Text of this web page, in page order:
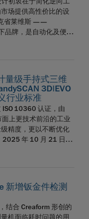
年提出通用 3D 计
行业。如今，
拥有超过 24,000 家
PolyWorks 解决方案
专注于打造新一代数字
CREAFORM FARO
维斯市及美国佛罗里达
测量业务板块与
组建而成。FARO 法
光跟踪器及实景采集
于 2002 年在加拿大
扫描与自动化检测技
航天、制造、科研等
球领先的工业技术解决
的利基市场，年销售
双方核心竞争力，为
持，维系各方信赖的
CREAFORM 总部
里达州玛丽湖市，由
魁北克省莱维斯市成
术推动行业变革，主
领域成千上万的专业
能质量控制、生产、
环节中饱含信心地实
CREAFORM 的母公
解决方案提供商，服务
售额超过 75 亿美元。
影及视觉系统解决方
筑、工程、施工及公
面占据行业技术前沿地
深度解析，自如共享实
Creaform.OS 无缝集
。 预防停机风
客户关怀计划更新的
形创公司介绍 在塑
创拥有二十年的丰富
方案帮助客户实现测
组合，Creaform 形创
控制、无损检测、产品
形创的帮助
、石油和天然气、发
家。这样的规模让公
务。Creaform 形创的
工业技术解决方案提供
作流程，CUBE-R 系
程，即便在振动环境
确保高精度。最终成
运营成本。 M 系列提
分辨率更是高达
已通过 VDI/VDE
测试，并在获得
验证。 高效能套件：
现不间断扫描工作流
全面提升设备综合效
提供可选托盘，可在
换件，最大程度缩短
速度。 安全远程访问
技术支持团队对
决问题并减少因设备维
该套件整合了检测模
更强大的手持式 3D
现场检测人员在检测
了对额外设备的依
成的“引导式检测”模
缆限制，自如进出复
支持增强现实反馈与
况下，为关键 NDT 应
与 Creaform Integrity
完成整个检测流程，
Creaform
项模块： 管道模
款专为航空器表面 3D
化软件。可为决策者提
设备模块：能对曲面
，且符合 API
场提供高性价比的设
省莱维斯 ——
品牌，是自动化及便携
布其备受信赖的便携
以及扫描到 CAD Pro
3D 模型的高速转换，
年前，Creaform 形创
三维激光扫描产品这
及高效率享誉全球，
奇。这项最新创新成果
更可靠的解决方案，
能显著降低开发成
速、更精准，更贴合
设计于一体，优化产
。以下核心亮点使其
想方案： 高精度
丰富的高质量扫描数
量级手持式三维
3D|EVO
行业标准
ISO 10360 认证，由
上更技术前沿的工业
精度，更以不断优化
2025 年 10 月 21 日，
创作为AMETEK 集团
。该创新系列配备内
实 (AR) 技术及先进的
验。 二十多年前，
3D 开启便携式三
新增钣金件检测
结合 Creaform 形创的